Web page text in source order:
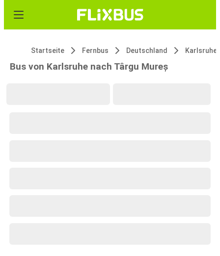
Startseite Fernbus Deutschland Karlsruhe
Bus von Karlsruhe nach Târgu Mureș